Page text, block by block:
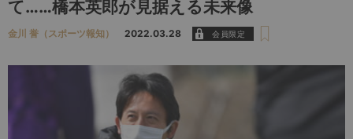
て……橋本英郎が見据える未来像
金川 誉（スポーツ報知） 2022.03.28